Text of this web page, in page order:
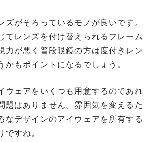
ズがそろっているモノが良いです。
てレンズを付け替えられるフレーム
力が悪く普段眼鏡の方は度付きレン
かもポイントになるでしょう。
ウェアをいくつも用意するのであれ
題はありません。雰囲気を変えるた
なデザインのアイウェアを所有する
ですね。